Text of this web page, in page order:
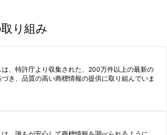
り組み
は、特許庁より収集された、200万件以上の最新の
き、品質の高い商標情報の提供に取り組んでいま